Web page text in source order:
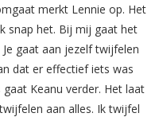
merkt Lennie op. Het
snap het. Bij mij gaat het
gaat aan jezelf twijfelen
dat er effectief iets was
Keanu verder. Het laat
aan alles. Ik twijfel